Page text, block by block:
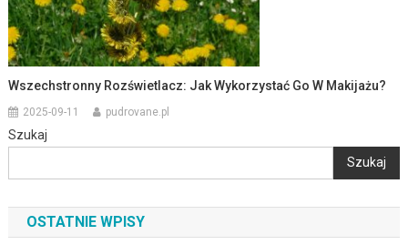
Wszechstronny Rozświetlacz: Jak Wykorzystać Go W Makijażu?
2025-09-11 pudrovane.pl
Szukaj
Szukaj
OSTATNIE WPISY